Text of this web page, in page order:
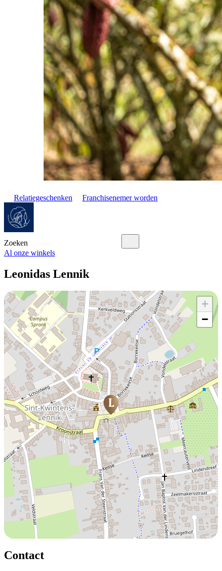
Relatiegeschenken Franchisenemer worden
Zoeken
Al onze winkels
Leonidas Lennik
+
−
Contact